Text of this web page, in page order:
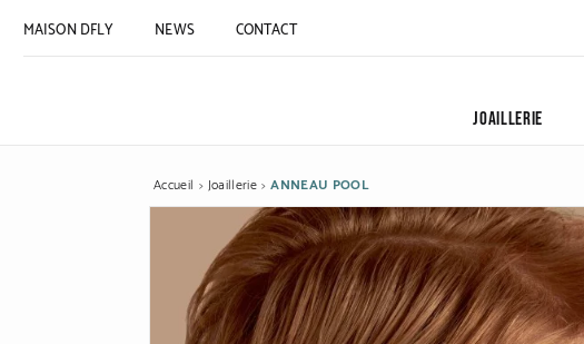
MAISON DFLY NEWS CONTACT
JOAILLERIE
Accueil Joaillerie ANNEAU POOL